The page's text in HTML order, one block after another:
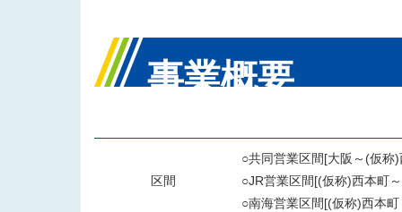
事業概要
区間
○共同営業区間[大阪～(仮称
○JR営業区間[(仮称)西本町
○南海営業区間[(仮称)西本